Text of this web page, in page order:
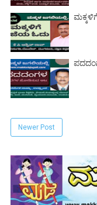
Newer Post